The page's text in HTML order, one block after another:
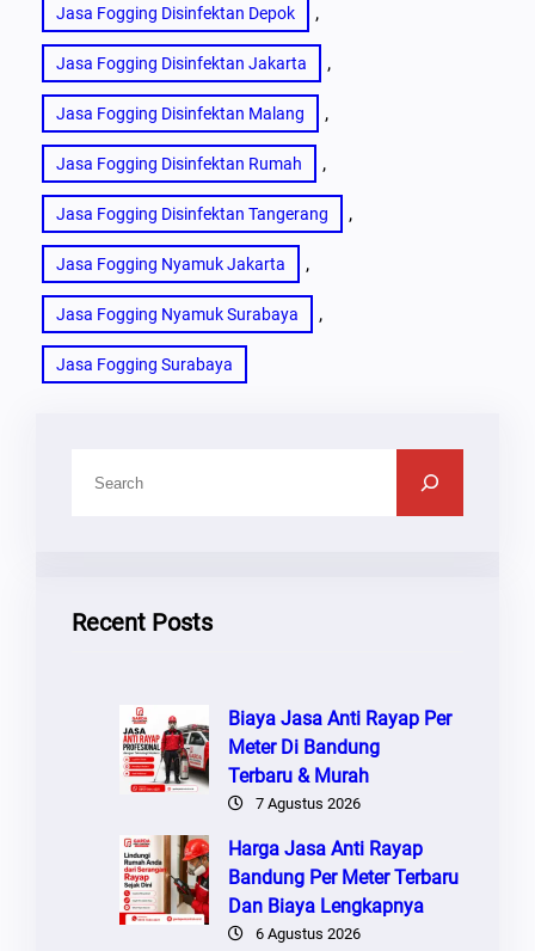
Jasa Fogging Disinfektan Depok ,
Jasa Fogging Disinfektan Jakarta ,
Jasa Fogging Disinfektan Malang ,
Jasa Fogging Disinfektan Rumah ,
Jasa Fogging Disinfektan Tangerang ,
Jasa Fogging Nyamuk Jakarta ,
Jasa Fogging Nyamuk Surabaya ,
Jasa Fogging Surabaya
Recent Posts
Biaya Jasa Anti Rayap Per
Meter Di Bandung
Terbaru & Murah
7 Agustus 2026
Harga Jasa Anti Rayap
Bandung Per Meter Terbaru
Dan Biaya Lengkapnya
6 Agustus 2026